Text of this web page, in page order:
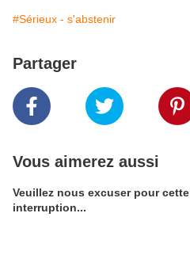
#Sérieux - s'abstenir
Partager
Vous aimerez aussi
Veuillez nous excuser pour cette
interruption...